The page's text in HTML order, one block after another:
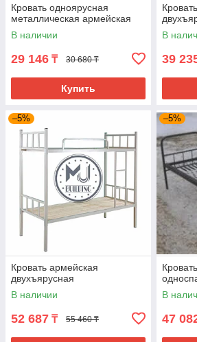
Кровать одноярусная
металлическая армейская
В наличии
29 146 ₸ 30 680 ₸
Купить
В
39
–5%
Кровать армейская
двухъярусная
В наличии
52 687 ₸ 55 460 ₸
–5%
В
47